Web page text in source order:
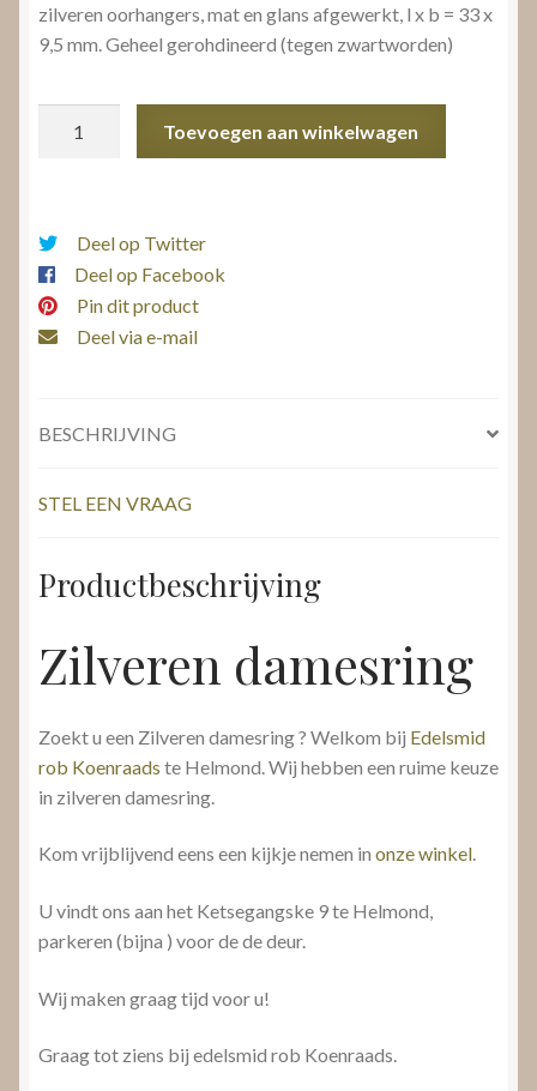
zilveren oorhangers, mat en glans afgewerkt, l x b = 33 x
9,5 mm. Geheel gerohdineerd (tegen zwartworden)
Toevoegen aan winkelwagen
Deel op Twitter
Deel op Facebook
Pin dit product
Deel via e-mail
BESCHRIJVING
STEL EEN VRAAG
Productbeschrijving
Zilveren damesring
Zoekt u een Zilveren damesring ? Welkom bij Edelsmid
rob Koenraads te Helmond. Wij hebben een ruime keuze
in zilveren damesring.
Kom vrijblijvend eens een kijkje nemen in onze winkel.
U vindt ons aan het Ketsegangske 9 te Helmond,
parkeren (bijna ) voor de de deur.
Wij maken graag tijd voor u!
Graag tot ziens bij edelsmid rob Koenraads.